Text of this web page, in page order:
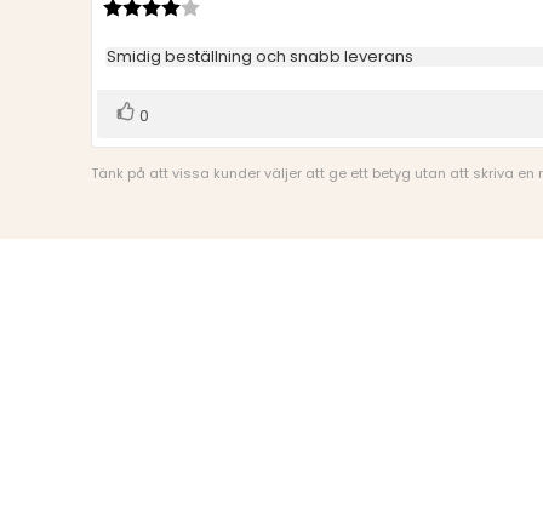
utav
5
Recensionstext:
Smidig beställning och snabb leverans
Rösta
0
Tänk på att vissa kunder väljer att ge ett betyg utan att skriva